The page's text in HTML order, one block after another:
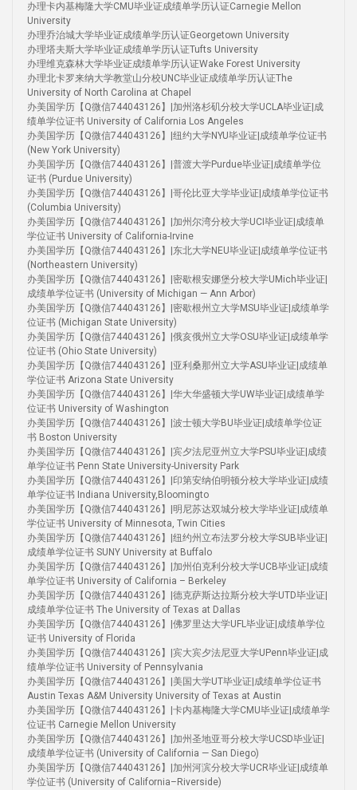
办理卡内基梅隆大学CMU毕业证成绩单学历认证Carnegie Mellon
University
办理乔治城大学毕业证成绩单学历认证Georgetown University
办理塔夫斯大学毕业证成绩单学历认证Tufts University
办理维克森林大学毕业证成绩单学历认证Wake Forest University
办理北卡罗来纳大学教堂山分校UNC毕业证成绩单学历认证The
University of North Carolina at Chapel
办美国学历【Q微信744043126】|加州洛杉矶分校大学UCLA毕业证|成
绩单学位证书 University of California Los Angeles
办美国学历【Q微信744043126】|纽约大学NYU毕业证|成绩单学位证书
(New York University)
办美国学历【Q微信744043126】|普渡大学Purdue毕业证|成绩单学位
证书 (Purdue University)
办美国学历【Q微信744043126】|哥伦比亚大学毕业证|成绩单学位证书
(Columbia University)
办美国学历【Q微信744043126】|加州尔湾分校大学UCI毕业证|成绩单
学位证书 University of California-Irvine
办美国学历【Q微信744043126】|东北大学NEU毕业证|成绩单学位证书
(Northeastern University)
办美国学历【Q微信744043126】|密歇根安娜堡分校大学UMich毕业证|
成绩单学位证书 (University of Michigan — Ann Arbor)
办美国学历【Q微信744043126】|密歇根州立大学MSU毕业证|成绩单学
位证书 (Michigan State University)
办美国学历【Q微信744043126】|俄亥俄州立大学OSU毕业证|成绩单学
位证书 (Ohio State University)
办美国学历【Q微信744043126】|亚利桑那州立大学ASU毕业证|成绩单
学位证书 Arizona State University
办美国学历【Q微信744043126】|华大华盛顿大学UW毕业证|成绩单学
位证书 University of Washington
办美国学历【Q微信744043126】|波士顿大学BU毕业证|成绩单学位证
书 Boston University
办美国学历【Q微信744043126】|宾夕法尼亚州立大学PSU毕业证|成绩
单学位证书 Penn State University-University Park
办美国学历【Q微信744043126】|印第安纳伯明顿分校大学毕业证|成绩
单学位证书 Indiana University,Bloomingto
办美国学历【Q微信744043126】|明尼苏达双城分校大学毕业证|成绩单
学位证书 University of Minnesota, Twin Cities
办美国学历【Q微信744043126】|纽约州立布法罗分校大学SUB毕业证|
成绩单学位证书 SUNY University at Buffalo
办美国学历【Q微信744043126】|加州伯克利分校大学UCB毕业证|成绩
单学位证书 University of California – Berkeley
办美国学历【Q微信744043126】|德克萨斯达拉斯分校大学UTD毕业证|
成绩单学位证书 The University of Texas at Dallas
办美国学历【Q微信744043126】|佛罗里达大学UFL毕业证|成绩单学位
证书 University of Florida
办美国学历【Q微信744043126】|宾大宾夕法尼亚大学UPenn毕业证|成
绩单学位证书 University of Pennsylvania
办美国学历【Q微信744043126】|美国大学UT毕业证|成绩单学位证书
Austin Texas A&M University University of Texas at Austin
办美国学历【Q微信744043126】|卡内基梅隆大学CMU毕业证|成绩单学
位证书 Carnegie Mellon University
办美国学历【Q微信744043126】|加州圣地亚哥分校大学UCSD毕业证|
成绩单学位证书 (University of California — San Diego)
办美国学历【Q微信744043126】|加州河滨分校大学UCR毕业证|成绩单
学位证书 (University of California–Riverside)